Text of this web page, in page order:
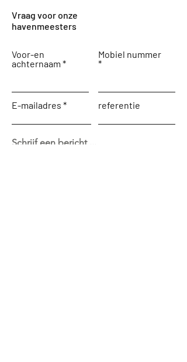
Vraag voor onze
havenmeesters
Voor-en
achternaam
Mobiel nummer
E-mailadres referentie
Schrijf een bericht ...